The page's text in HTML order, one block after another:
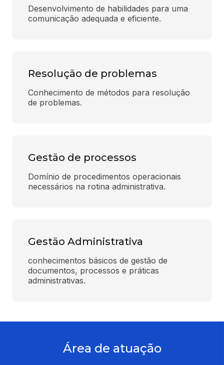
Desenvolvimento de habilidades para uma
comunicação adequada e eficiente.
Resolução de problemas
Conhecimento de métodos para resolução
de problemas.
Gestão de processos
Domínio de procedimentos operacionais
necessários na rotina administrativa.
Gestão Administrativa
conhecimentos básicos de gestão de
documentos, processos e práticas
administrativas.
Área de atuação